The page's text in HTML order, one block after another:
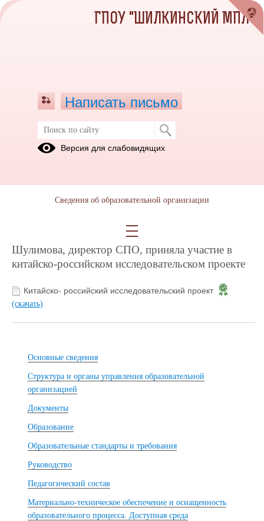
Документ о заключенных и
международными организациями по
вопросам образования и науки
С 27 по 31 марта 2026 года Евгения Рафаильевна
Шулимова, директор СПО, приняла участие в
китайско‑российском исследовательском проекте
Китайско- российский исследовательский проект
(скачать)
Основные сведения
Структура и органы управления образовательной
организацией
Документы
Образование
Образовательные стандарты и требования
Руководство
Педагогический состав
Материально-техническое обеспечение и оснащенность
образовательного процесса. Доступная среда
ГПОУ "ШИЛКИНСКИЙ МПЛ"
Написать письмо
Версия для слабовидящих
Сведения об образовательной организации